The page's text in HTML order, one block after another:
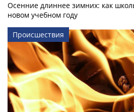
Осенние длиннее зимних: как
новом учебном году
Происшествия